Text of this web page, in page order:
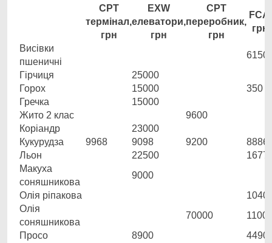
CPT
термінал,
грн
EXW
елеватори,
грн
CPT
переробник,
грн
FCA,
грн
Висівки
пшеничні
6150
Гірчиця
25000
Горох
15000
350
Гречка
15000
Жито 2 клас
9600
Коріандр
23000
Кукурудза
9968 9098 9200
8886
Льон
22500
Макуха
соняшникова
9000
Олія ріпакова
1040
Олія
соняшникова
70000
1100
Просо
8900
4490